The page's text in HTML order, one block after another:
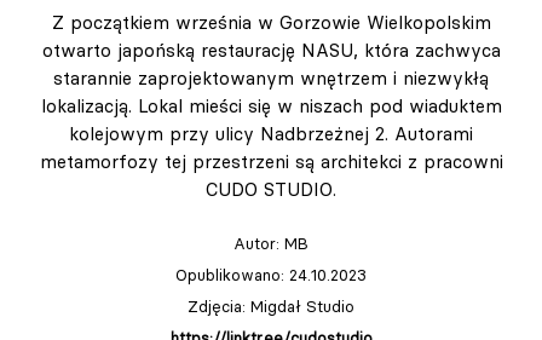
Z początkiem września w Gorzowie Wielkopolskim
otwarto japońską restaurację NASU, która zachwyca
starannie zaprojektowanym wnętrzem i niezwykłą
lokalizacją. Lokal mieści się w niszach pod wiaduktem
kolejowym przy ulicy Nadbrzeżnej 2. Autorami
metamorfozy tej przestrzeni są architekci z pracowni
CUDO STUDIO.
Autor: MB
Opublikowano: 24.10.2023
Zdjęcia: Migdał Studio